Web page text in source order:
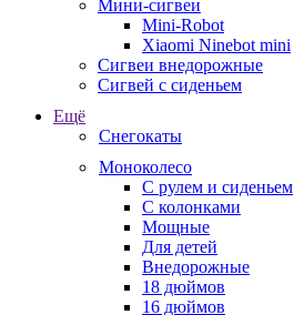
Мини-сигвеи
Mini-Robot
Xiaomi Ninebot mini
Сигвеи внедорожные
Сигвей с сиденьем
Ещё
Снегокаты
Моноколесо
С рулем и сиденьем
С колонками
Мощные
Для детей
Внедорожные
18 дюймов
16 дюймов